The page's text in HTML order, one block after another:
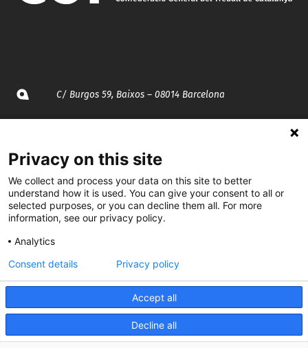
C/ Burgos 59, Baixos – 08014 Barcelona
935 120 481
@CGTCatalunya
CGTCatalunya
cgtcatalunya
Desenvolupat per
Privacy on this site
We collect and process your data on this site to better
understand how it is used. You can give your consent to all or
selected purposes, or you can decline them all. For more
information, see our privacy policy.
Analytics
Accept all
Decline all
Consent details Privacy policy